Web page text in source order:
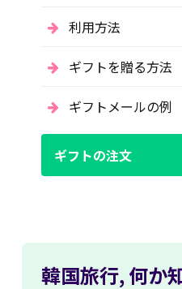
利用方法
ギフトを贈る方法
ギフトメールの例
ギフトの注文
韓国旅行, 何か